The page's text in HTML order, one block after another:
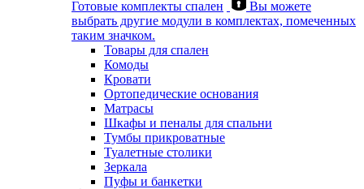
Готовые комплекты спален
Вы можете
выбрать другие модули в комплектах, помеченных
таким значком.
Товары для спален
Комоды
Кровати
Ортопедические основания
Матрасы
Шкафы и пеналы для спальни
Тумбы прикроватные
Туалетные столики
Зеркала
Пуфы и банкетки